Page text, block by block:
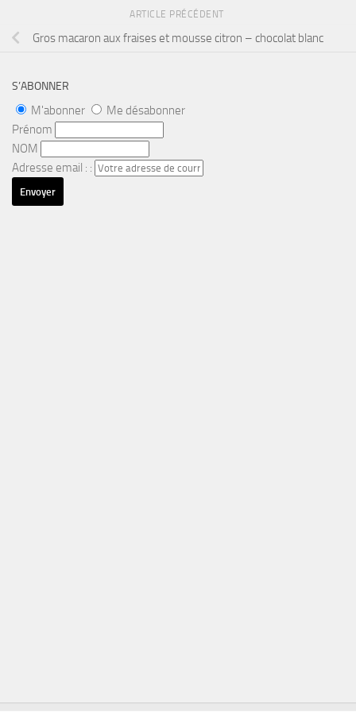
ARTICLE PRÉCÉDENT
Gros macaron aux fraises et mousse citron – chocolat blanc
S’ABONNER
M'abonner
Me désabonner
Prénom
NOM
Adresse email : :